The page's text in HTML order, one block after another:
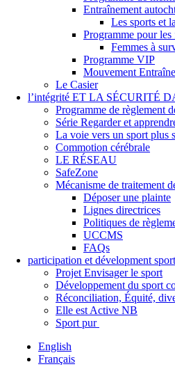
Entraînement
Les sports et
Programme pour les
Femmes à
Programme VIP
Mouvement
Le Casier
l’intégrité ET LA SÉCURITÉ
Programme de règlement
Série Regarder et
La voie vers un sport plus
Commotion cérébrale
LE RÉSEAU
SafeZone
Mécanisme de traitement
Déposer une plainte
Lignes directrices
Politiques de
UCCMS
FAQs
participation et dévelopment
Projet Envisager le sport
Développement du sport
Réconciliation, Équité,
Elle est Active NB
Sport pur
English
Français